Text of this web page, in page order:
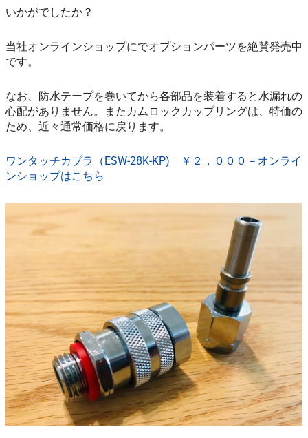
いかがでしたか？
当社オンラインショップにでオプションパーツを絶賛発売中
です。
なお、防水テープを巻いてから各部品を装着すると水漏れの
心配がありません。またカムロックカップリングは、特価の
ため、近々通常価格に戻ります。
ワンタッチカプラ（ESW-28K-KP) ￥２，０００－オンライ
ンショップはこちら